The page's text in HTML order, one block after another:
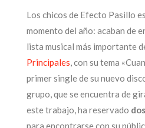
Los chicos de Efecto Pasillo
momento del año: acaban de
lista musical más importante
Principales, con su tema
primer single de su nuevo
grupo, que se encuentra de
este trabajo, ha reservado
para encontrarse con su